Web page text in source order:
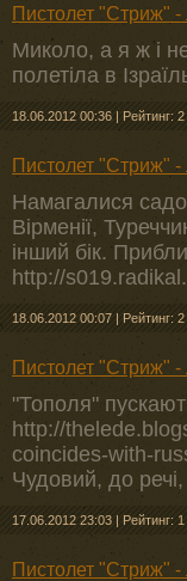
Пистолет "Стриж"
Миколо, а я ж і
полетіла в
18.06.2012 00:36 | Рейтинг: 2
Пистолет "Стриж"
Намагалися
Вірменії,
інший бік.
http://
18.06.2012 00:07 | Рейтинг: 2
Пистолет "Стриж"
"Тополя"
http://
coincides-with-
Чудовий, до
17.06.2012 23:03 | Рейтинг: 1
Пистолет "Стриж"